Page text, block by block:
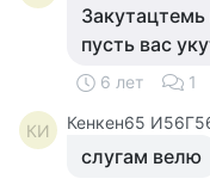
Закутацтемь
пусть вас
6 лет 1
КИ Кенкен65
слугам велю